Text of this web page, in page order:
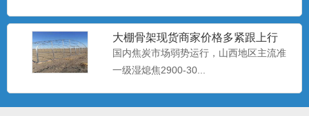
大棚骨架​现货商家价格多紧跟上行
国内焦炭市场弱势运行，山西地区主流准
一级湿熄焦2900-30...
大棚配件厂
大棚配件主要有栽种槽、供水系统、温控
系统、辅助照明系统和温度...